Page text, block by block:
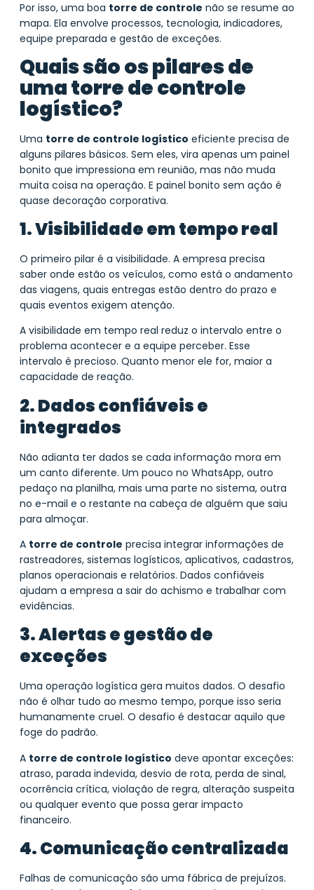
Por isso, uma boa torre de controle não se resume ao
mapa. Ela envolve processos, tecnologia, indicadores,
equipe preparada e gestão de exceções.
Quais são os pilares de
uma torre de controle
logístico?
Uma torre de controle logístico eficiente precisa de
alguns pilares básicos. Sem eles, vira apenas um painel
bonito que impressiona em reunião, mas não muda
muita coisa na operação. E painel bonito sem ação é
quase decoração corporativa.
1. Visibilidade em tempo real
O primeiro pilar é a visibilidade. A empresa precisa
saber onde estão os veículos, como está o andamento
das viagens, quais entregas estão dentro do prazo e
quais eventos exigem atenção.
A visibilidade em tempo real reduz o intervalo entre o
problema acontecer e a equipe perceber. Esse
intervalo é precioso. Quanto menor ele for, maior a
capacidade de reação.
2. Dados confiáveis e
integrados
Não adianta ter dados se cada informação mora em
um canto diferente. Um pouco no WhatsApp, outro
pedaço na planilha, mais uma parte no sistema, outra
no e-mail e o restante na cabeça de alguém que saiu
para almoçar.
A torre de controle precisa integrar informações de
rastreadores, sistemas logísticos, aplicativos, cadastros,
planos operacionais e relatórios. Dados confiáveis
ajudam a empresa a sair do achismo e trabalhar com
evidências.
3. Alertas e gestão de
exceções
Uma operação logística gera muitos dados. O desafio
não é olhar tudo ao mesmo tempo, porque isso seria
humanamente cruel. O desafio é destacar aquilo que
foge do padrão.
A torre de controle logístico deve apontar exceções:
atraso, parada indevida, desvio de rota, perda de sinal,
ocorrência crítica, violação de regra, alteração suspeita
ou qualquer evento que possa gerar impacto
financeiro.
4. Comunicação centralizada
Falhas de comunicação são uma fábrica de prejuízos.